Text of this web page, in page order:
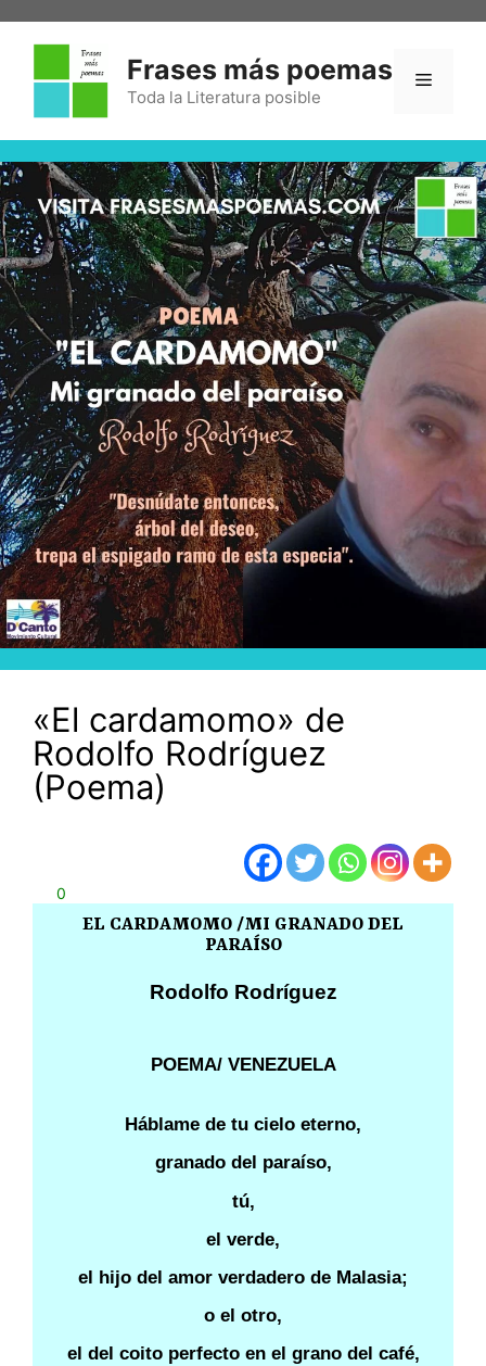
Frases más poemas
Toda la Literatura posible
«El cardamomo» de
Rodolfo Rodríguez
(Poema)
0
EL CARDAMOMO /MI GRANADO DEL
PARAÍSO
Rodolfo Rodríguez
POEMA/ VENEZUELA
Háblame de tu cielo eterno,
granado del paraíso,
tú,
el verde,
el hijo del amor verdadero de Malasia;
o el otro,
el del coito perfecto en el grano del café,